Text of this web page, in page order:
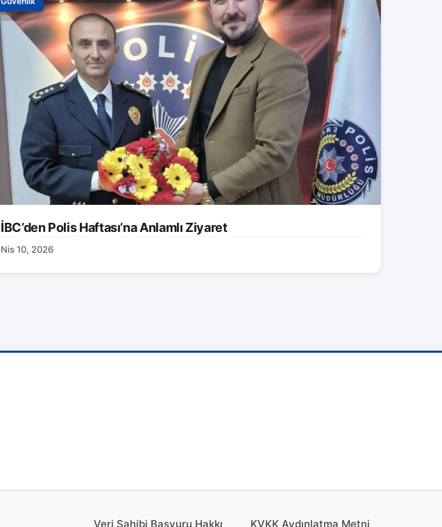
İBC’den Polis Haftası’na Anlamlı Ziyaret
Nis 10, 2026
Veri Sahibi Başvuru Hakkı KVKK Aydınlatma Metni